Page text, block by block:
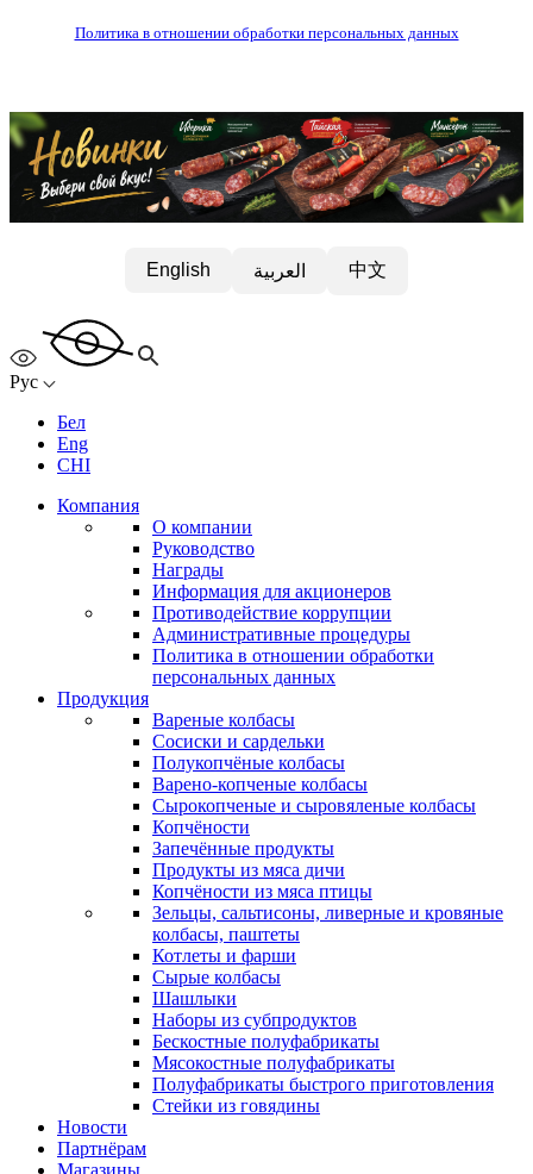
Политика в отношении обработки персональных данных
English العربية 中文
Рус
Бел
Eng
CHI
Компания
О компании
Руководство
Награды
Информация для акционеров
Противодействие коррупции
Административные процедуры
Политика в отношении обработки
персональных данных
Продукция
Вареные колбасы
Сосиски и сардельки
Полукопчёные колбасы
Варено-копченые колбасы
Сырокопченые и сыровяленые колбасы
Копчёности
Запечённые продукты
Продукты из мяса дичи
Копчёности из мяса птицы
Зельцы, сальтисоны, ливерные и кровяные
колбасы, паштеты
Котлеты и фарши
Сырые колбасы
Шашлыки
Наборы из субпродуктов
Бескостные полуфабрикаты
Мясокостные полуфабрикаты
Полуфабрикаты быстрого приготовления
Стейки из говядины
Новости
Партнёрам
Магазины